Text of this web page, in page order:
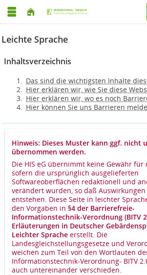
Leichte Sprache
Inhaltsverzeichnis
Das sind die wichtigsten Inhalte
Hier erklären wir, wie Sie diese
Hier erklären wir, wo es noch
Hier können Sie uns Barrieren
Hinweis: Dieses Muster kann ggf. nicht
übernommen werden.
Die HIS eG übernimmt keine Gewähr für
sofern die ursprünglich ausgelieferten
Softwareoberflächen redaktionell und
verändert wurden, so daß
entstehen. Diese Seite in leichter
den Vorgaben in §4 der Barrierefreie-
Informationstechnik-Verordnung (BITV
Erläuterungen in Deutscher
Leichter Sprache erstellt. Die
Landesgleichstellungsgesetze und
weichen zum Teil von den Wortlauten
Informationstechnik-Verordnung- BITV
auch untereinander verschieden.